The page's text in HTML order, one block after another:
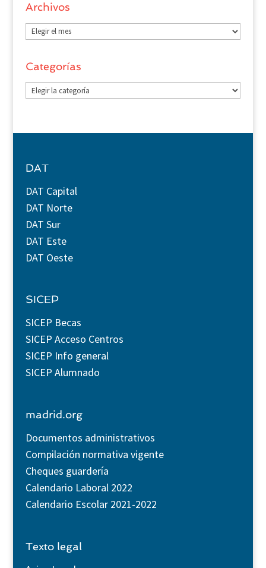
Archivos
Archivos
Categorías
Categorías
DAT
DAT Capital
DAT Norte
DAT Sur
DAT Este
DAT Oeste
SICEP
SICEP Becas
SICEP Acceso Centros
SICEP Info general
SICEP Alumnado
madrid.org
Documentos administrativos
Compilación normativa vigente
Cheques guardería
Calendario Laboral 2022
Calendario Escolar 2021-2022
Texto legal